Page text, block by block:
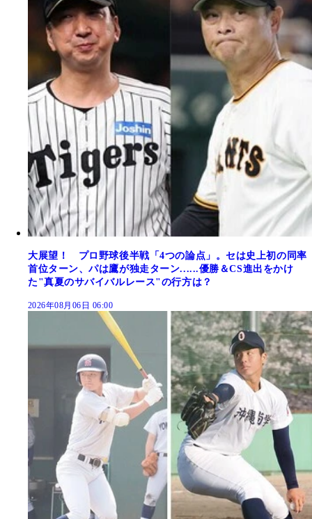
大展望！ プロ野球後半戦「4つの論点」。セは史上初の同率
首位ターン、パは鷹が独走ターン......優勝＆CS進出をかけ
た"真夏のサバイバルレース"の行方は？
2026年08月06日 06:00